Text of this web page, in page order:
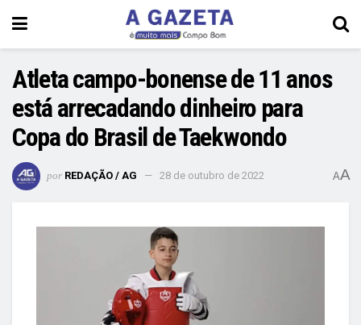
Atleta campo-bonense de 11 anos
está arrecadando dinheiro para
Copa do Brasil de Taekwondo
por REDAÇÃO / AG 28 de outubro de 2022 AA